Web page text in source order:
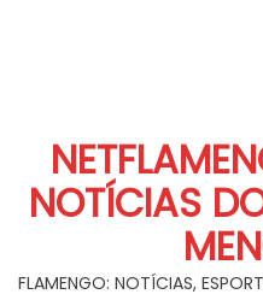
NOTÍCIAS
FLAMENGO: NOTÍCIAS,